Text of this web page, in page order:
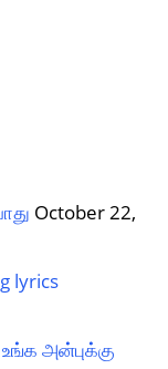
October 22,
lyrics
அன்புக்கு